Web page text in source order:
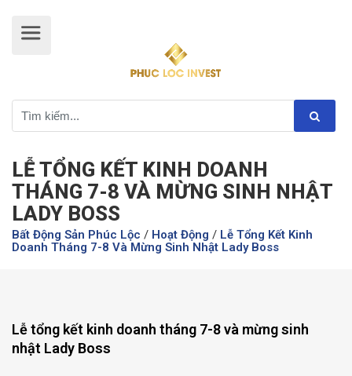
LỄ TỔNG KẾT KINH DOANH
THÁNG 7-8 VÀ MỪNG SINH NHẬT
LADY BOSS
Bất Động Sản Phúc Lộc / Hoạt Động / Lễ Tổng Kết Kinh
Doanh Tháng 7-8 Và Mừng Sinh Nhật Lady Boss
Lễ tổng kết kinh doanh tháng 7-8 và mừng sinh
nhật Lady Boss